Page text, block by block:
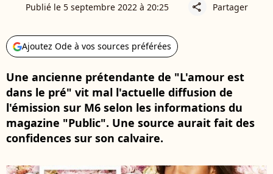
Publié le 5 septembre 2022 à 20:25 share Partager
Ajoutez Ode à vos sources préférées
Une ancienne prétendante de "L'amour est
dans le pré" vit mal l'actuelle diffusion de
l'émission sur M6 selon les informations du
magazine "Public". Une source aurait fait des
confidences sur son calvaire.